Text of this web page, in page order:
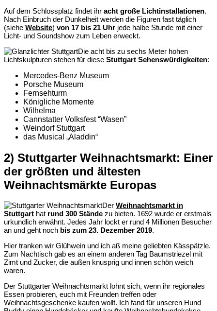
Auf dem Schlossplatz findet ihr acht große Lichtinstallationen.
Nach Einbruch der Dunkelheit werden die Figuren fast täglich
(siehe Website) von 17 bis 21 Uhr jede halbe Stunde mit einer
Licht- und Soundshow zum Leben erweckt.
Die acht bis zu sechs Meter hohen
Lichtskulpturen stehen für diese Stuttgart Sehenswürdigkeiten:
Mercedes-Benz Museum
Porsche Museum
Fernsehturm
Königliche Momente
Wilhelma
Cannstatter Volksfest “Wasen”
Weindorf Stuttgart
das Musical „Aladdin“
2) Stuttgarter Weihnachtsmarkt: Einer
der größten und ältesten
Weihnachtsmärkte Europas
Der Weihnachtsmarkt in
Stuttgart hat rund 300 Stände zu bieten. 1692 wurde er erstmals
urkundlich erwähnt. Jedes Jahr lockt er rund 4 Millionen Besucher
an und geht noch bis zum 23. Dezember 2019.
Hier tranken wir Glühwein und ich aß meine geliebten Kässpätzle.
Zum Nachtisch gab es an einem anderen Tag Baumstriezel mit
Zimt und Zucker, die außen knusprig und innen schön weich
waren.
Der Stuttgarter Weihnachtsmarkt lohnt sich, wenn ihr regionales
Essen probieren, euch mit Freunden treffen oder
Weihnachtsgeschenke kaufen wollt. Ich fand für unseren Hund